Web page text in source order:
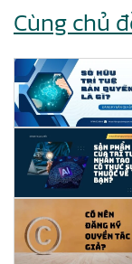
Cùng chủ